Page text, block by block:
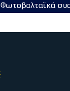
Φωτοβολταϊκά